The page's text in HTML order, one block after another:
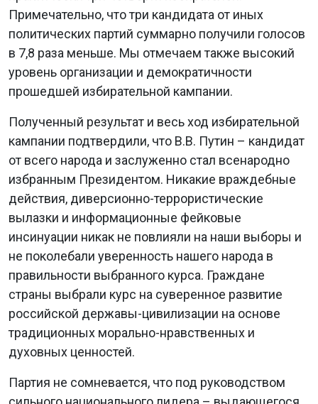
Примечательно, что три кандидата от иных
политических партий суммарно получили голосов
в 7,8 раза меньше. Мы отмечаем также высокий
уровень организации и демократичности
прошедшей избирательной кампании.
Полученный результат и весь ход избирательной
кампании подтвердили, что В.В. Путин – кандидат
от всего народа и заслуженно стал всенародно
избранным Президентом. Никакие враждебные
действия, диверсионно-террористические
вылазки и информационные фейковые
инсинуации никак не повлияли на наши выборы и
не поколебали уверенность нашего народа в
правильности выбранного курса. Граждане
страны выбрали курс на суверенное развитие
российской державы-цивилизации на основе
традиционных морально-нравственных и
духовных ценностей.
Партия не сомневается, что под руководством